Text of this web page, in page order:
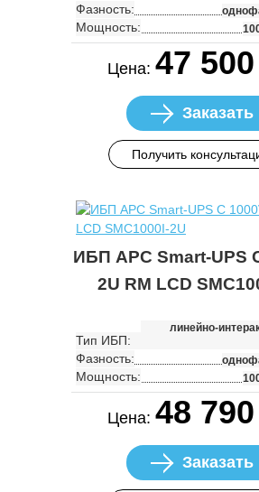
Фазность:
Мощность:
Цена: 47 500
Заказать
Получить
ИБП APC Smart-UPS
2U RM LCD
Тип ИБП:
линейно-
Фазность:
Мощность:
Цена: 48 790
Заказать